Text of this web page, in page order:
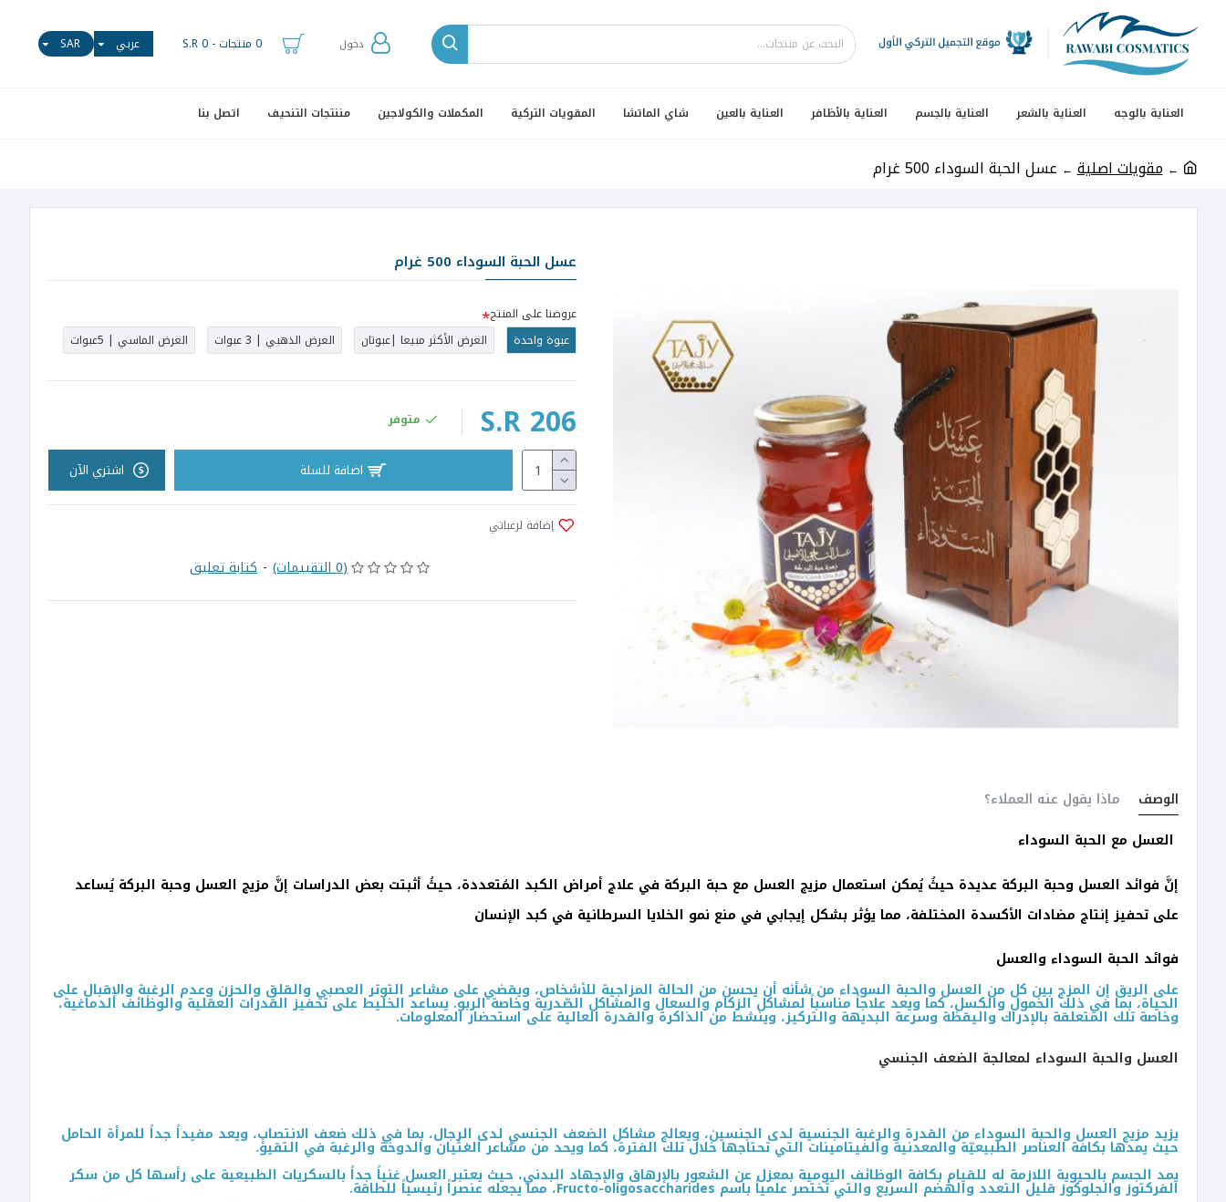
دخول 0 منتجات - S.R 0 عربي SAR
العناية بالوجه العناية بالشعر العناية بالجسم العناية بالأظافر العناية بالعين شاي الماتشا المقويات التركية المكملات والكولاجين مننتجات التنحيف اتصل بنا
مقويات اصلية عسل الحبة السوداء 500 غرام
عسل الحبة السوداء 500 غرام
(0 التقييمات) - كتابة تعليق
S.R 206 متوفر
عروضنا على المنتج
عبوة واحدة
العرض الأكثر مبيعا |عبوتان العرض الذهبي | 3 عبوات العرض الماسي | 5عبوات
اضافة للسلة اشتري الآن
إضافة لرغباتي
الوصف
ماذا يقول عنه العملاء؟
العسل مع الحبة السوداء
إنَّ فوائد العسل وحبة البركة عديدة حيثُ يُمكن استعمال مزيج العسل مع حبة البركة في علاج أمراض الكبد المُتعددة، حيثُ أثبتت بعض الدراسات إنَّ مزيج العسل وحبة البركة يُساعد
على تحفيز إنتاج مضادات الأكسدة المختلفة، مما يؤثر بشكل إيجابي في منع نمو الخلايا السرطانية في كبد الإنسان
فوائد الحبة السوداء والعسل
على الريق إن المزج بين كل من العسل والحبة السوداء من شأنه أن يحسن من الحالة المزاجية للأشخاص، ويقضي على مشاعر التوتر العصبي والقلق والحزن وعدم الرغبة والإقبال على
الحياة، بما في ذلك الخمول والكسل، كما ويعد علاجاً مناسباً لمشاكل الزكام والسعال والمشاكل الصّدرية وخاصة الربو. يساعد الخليط على تحفيز القدرات العقلية والوظائف الدماغية،
وخاصة تلك المتعلقة بالإدراك واليقظة وسرعة البديهة والتركيز، وينشط من الذاكرة والقدرة العالية على استحضار المعلومات.
العسل والحبة السوداء لمعالجة الضعف الجنسي
يزيد مزيج العسل والحبة السوداء من القدرة والرغبة الجنسية لدى الجنسين، ويعالج مشاكل الضعف الجنسي لدى الرجال، بما في ذلك ضعف الانتصاب، ويعد مفيداً جداً للمرأة الحامل
حيث يمدها بكافة العناصر الطبيعيّة والمعدنية والفيتامينات التي تحتاجها خلال تلك الفترة، كما ويحد من مشاعر الغثيان والدوخة والرغبة في التقيؤ.
يمد الجسم بالحيوية اللازمة له للقيام بكافة الوظائف اليومية بمعزل عن الشعور بالإرهاق والإجهاد البدني، حيث يعتبر العسل غنياً جداً بالسكريات الطبيعية على رأسها كل من سكر
الفركتوز والجلوكوز قليل التعدد والهضم السريع والتي تختصر علمياً باسم Fructo-oligosaccharides، مما يجعله عنصراً رئيسياً للطاقة.